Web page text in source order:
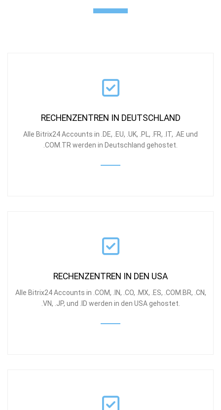
RECHENZENTREN IN DEUTSCHLAND
Alle Bitrix24 Accounts in .DE, .EU, .UK, .PL, .FR, .IT, .AE und
.COM.TR werden in Deutschland gehostet.
RECHENZENTREN IN DEN USA
Alle Bitrix24 Accounts in .COM, .IN, .CO, .MX, .ES, .COM.BR, .CN,
.VN, .JP, und .ID werden in den USA gehostet.